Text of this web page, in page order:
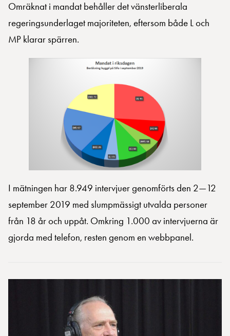
Omräknat i mandat behåller det vänsterliberala
regeringsunderlaget majoriteten, eftersom både L och
MP klarar spärren.
I mätningen har 8.949 intervjuer genomförts den 2—12
september 2019 med slumpmässigt utvalda personer
från 18 år och uppåt. Omkring 1.000 av intervjuerna är
gjorda med telefon, resten genom en webbpanel.